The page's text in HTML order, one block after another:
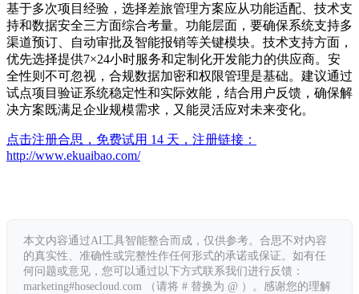
基于多次项目经验，选择差旅管理方案应从功能适配、技术支
持和数据安全三方面综合考量。功能层面，要确保系统支持多
渠道预订、自动审批及智能报销等关键模块。技术支持方面，
优先选择提供7×24小时服务和定制化开发能力的供应商。安
全性则不可忽视，合规数据加密和权限管理是基础。建议通过
试点项目验证系统稳定性和实际效能，结合用户反馈，确保解
决方案既满足企业规模需求，又能灵活应对未来变化。
点击注册合思，免费试用 14 天，注册链接：
http://www.ekuaibao.com/
本文内容通过AI工具智能整合而成，仅供参考。合思不对内容
的真实性、准确性或完整性作任何形式的承诺或保证。如有任
何问题或意见，您可以通过以下方式联系我们进行反馈：
marketing#hosecloud.com （请将 # 替换为 @ ）。感谢您的理解